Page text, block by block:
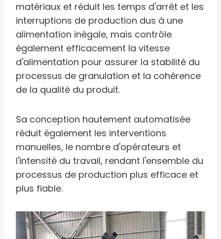
matériaux et réduit les temps d'arrêt et les
interruptions de production dus à une
alimentation inégale, mais contrôle
également efficacement la vitesse
d'alimentation pour assurer la stabilité du
processus de granulation et la cohérence
de la qualité du produit.
Sa conception hautement automatisée
réduit également les interventions
manuelles, le nombre d'opérateurs et
l'intensité du travail, rendant l'ensemble du
processus de production plus efficace et
plus fiable.